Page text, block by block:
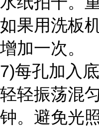
如果用洗板
增加一次。
7)每孔加入
轻轻振荡混
钟。避免光照